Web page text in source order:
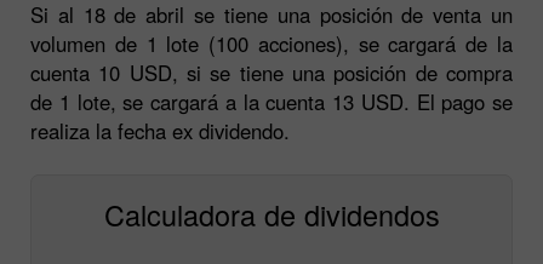
Si al 18 de abril se tiene una posición de venta un
volumen de 1 lote (100 acciones), se cargará de la
cuenta 10 USD, si se tiene una posición de compra
de 1 lote, se cargará a la cuenta 13 USD. El pago se
realiza la fecha ex dividendo.
Calculadora de dividendos